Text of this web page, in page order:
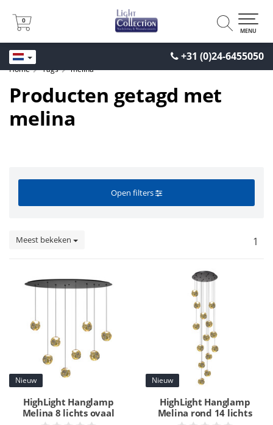
+31 (0)24-6455050
0
0
MENU
Home Tags melina
Producten getagd met
melina
Open filters
Meest bekeken 1
Nieuw
HighLight Hanglamp
Melina 8 lichts ovaal
Nieuw
HighLight Hanglamp
Melina rond 14 lichts